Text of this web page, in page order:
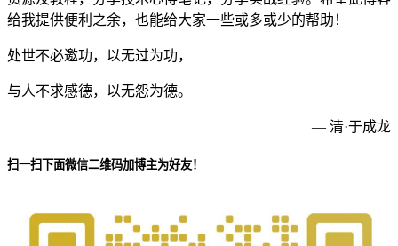
给我提供便利之余，也能给大家一些或多或少的帮助！
处世不必邀功，以无过为功，
与人不求感德，以无怨为德。
— 清·于成龙
扫一扫下面微信二维码加博主为好友！